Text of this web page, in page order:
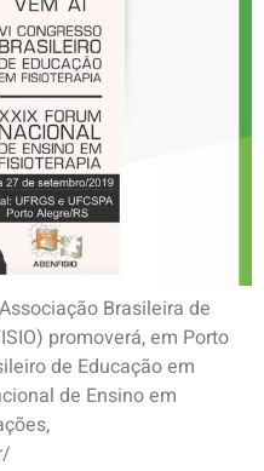
Brasileira de
promoverá, em Porto
de Educação em
de Ensino em